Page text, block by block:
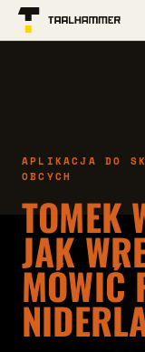
APLIKACJA DO
OBCYCH
JAK
MÓWIĆ